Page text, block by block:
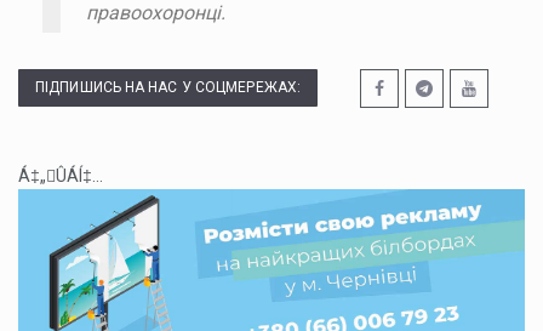
правоохоронці.
ПІДПИШИСЬ НА НАС У СОЦМЕРЕЖАХ:
Á‡„ÛÁÍ‡...